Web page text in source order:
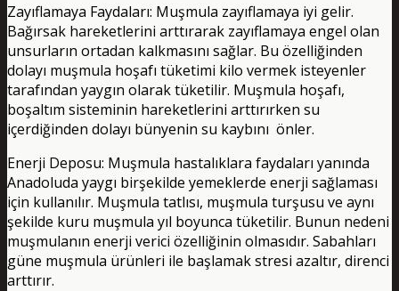
Zayıflamaya Faydaları: Muşmula zayıflamaya iyi gelir.
Bağırsak hareketlerini arttırarak zayıflamaya engel olan
unsurların ortadan kalkmasını sağlar. Bu özelliğinden
dolayı muşmula hoşafı tüketimi kilo vermek isteyenler
tarafından yaygın olarak tüketilir. Muşmula hoşafı,
boşaltım sisteminin hareketlerini arttırırken su
içerdiğinden dolayı bünyenin su kaybını önler.
Enerji Deposu: Muşmula hastalıklara faydaları yanında
Anadoluda yaygı birşekilde yemeklerde enerji sağlaması
için kullanılır. Muşmula tatlısı, muşmula turşusu ve aynı
şekilde kuru muşmula yıl boyunca tüketilir. Bunun nedeni
muşmulanın enerji verici özelliğinin olmasıdır. Sabahları
güne muşmula ürünleri ile başlamak stresi azaltır, direnci
arttırır.